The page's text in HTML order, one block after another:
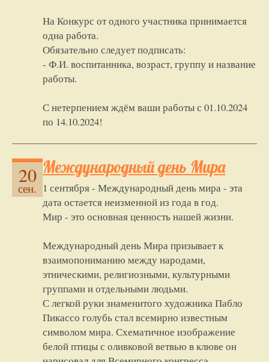
На Конкурс от одного участника принимается
одна работа.
Обязательно следует подписать:
- Ф.И. воспитанника, возраст, группу и название
работы.
С нетерпением ждём ваши работы с 01.10.2024
по 14.10.2024!
20
сен.
Международный день Мира
1 сентября - Международный день мира - эта
дата остается неизменной из года в год.
Мир - это основная ценность нашей жизни.
Международный день Мира призывает к
взаимопониманию между народами,
этническими, религиозными, культурными
группами и отдельными людьми.
С легкой руки знаменитого художника Пабло
Пикассо голубь стал всемирно известным
символом мира. Схематичное изображение
белой птицы с оливковой ветвью в клюве он